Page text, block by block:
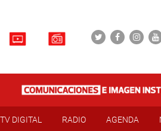
TV DIGITAL RADIO AGENDA